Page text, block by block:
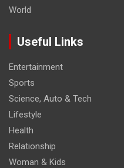
World
Useful Links
Entertainment
Sports
Science, Auto & Tech
Lifestyle
Health
Relationship
Woman & Kids